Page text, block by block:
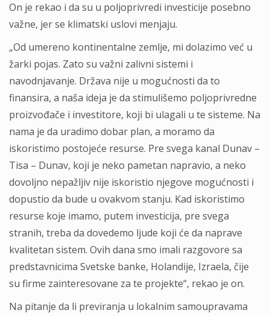
On je rekao i da su u poljoprivredi investicije posebno
važne, jer se klimatski uslovi menjaju.
„Od umereno kontinentalne zemlje, mi dolazimo već u
žarki pojas. Zato su važni zalivni sistemi i
navodnjavanje. Država nije u mogućnosti da to
finansira, a naša ideja je da stimulišemo poljoprivredne
proizvođače i investitore, koji bi ulagali u te sisteme. Na
nama je da uradimo dobar plan, a moramo da
iskoristimo postojeće resurse. Pre svega kanal Dunav –
Tisa – Dunav, koji je neko pametan napravio, a neko
dovoljno nepažljiv nije iskoristio njegove mogućnosti i
dopustio da bude u ovakvom stanju. Kad iskoristimo
resurse koje imamo, putem investicija, pre svega
stranih, treba da dovedemo ljude koji će da naprave
kvalitetan sistem. Ovih dana smo imali razgovore sa
predstavnicima Svetske banke, Holandije, Izraela, čije
su firme zainteresovane za te projekte“, rekao je on.
Na pitanje da li previranja u lokalnim samoupravama